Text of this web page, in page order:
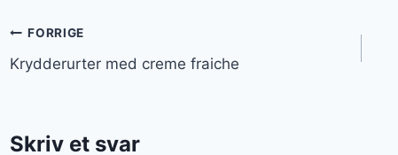
Indlægsnavigation
FORRIGE
Krydderurter med creme fraiche
Skriv et svar